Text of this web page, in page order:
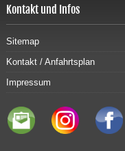
Kontakt und Infos
Sitemap
Kontakt / Anfahrtsplan
Impressum